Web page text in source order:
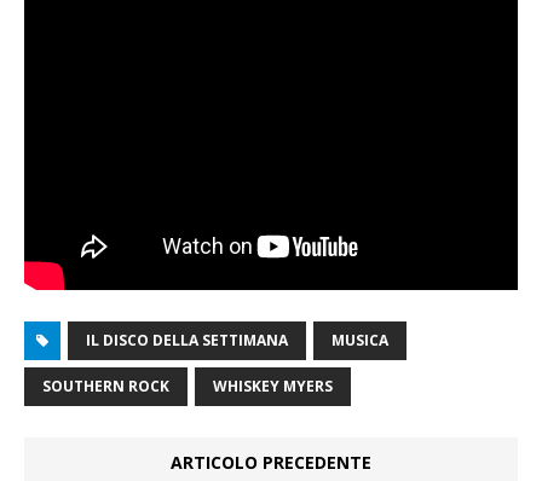
IL DISCO DELLA SETTIMANA MUSICA
SOUTHERN ROCK WHISKEY MYERS
ARTICOLO PRECEDENTE